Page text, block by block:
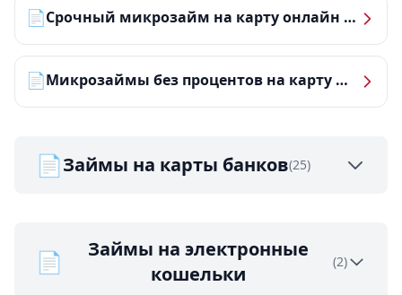
📄 Срочный микрозайм на карту онлайн — получить деньги за 5 минут
📄 Микрозаймы без процентов на карту — ТОП-10 за 2026 год
📄Займы на карты банков(25)
📄
Займы на электронные
кошельки
(2)